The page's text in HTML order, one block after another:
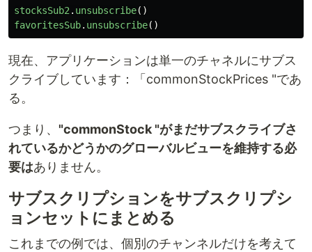
stocksSub2 . unsubscribe()
favoritesSub. unsubscribe()
現在、アプリケーションは単一のチャネルにサブス
クライブしています：「commonStockPrices "であ
る。
つまり、 "commonStock "がまだサブスクライブさ
れているかどうかのグローバルビューを維持する必
要はありません。
サブスクリプションをサブスクリプシ
ョンセットにまとめる
これまでの例では、個別のチャンネルだけを考えて